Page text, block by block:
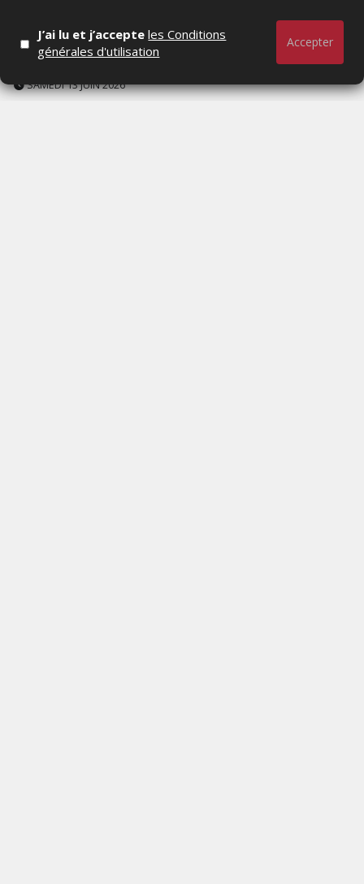
CASH APP TRANSFORME UNE TENDANCE
TIKTOK EN PRODUIT RÉEL AVEC UNE
BAGUETTE DE PAIEMENT SANS CONTACT
SAMEDI 13 JUIN 2026
J’ai lu et j’accepteles Conditions
générales d'utilisation
Accepter